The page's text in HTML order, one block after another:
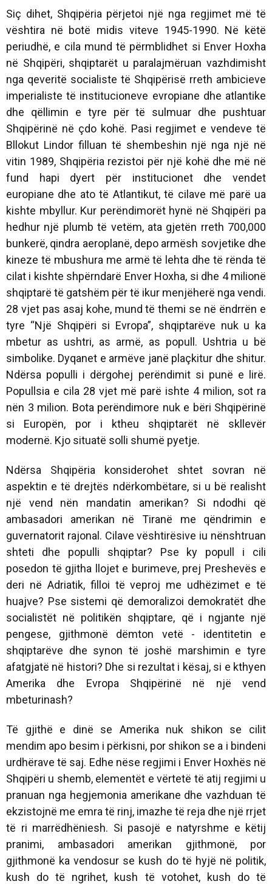
Siç dihet, Shqipëria përjetoi një nga regjimet më të
vështira në botë midis viteve 1945-1990. Në këtë
periudhë, e cila mund të përmblidhet si Enver Hoxha
në Shqipëri, shqiptarët u paralajmëruan vazhdimisht
nga qeveritë socialiste të Shqipërisë rreth ambicieve
imperialiste të institucioneve evropiane dhe atlantike
dhe qëllimin e tyre për të sulmuar dhe pushtuar
Shqipërinë në çdo kohë. Pasi regjimet e vendeve të
Bllokut Lindor filluan të shembeshin një nga një në
vitin 1989, Shqipëria rezistoi për një kohë dhe më në
fund hapi dyert për institucionet dhe vendet
europiane dhe ato të Atlantikut, të cilave më parë ua
kishte mbyllur. Kur perëndimorët hynë në Shqipëri pa
hedhur një plumb të vetëm, ata gjetën rreth 700,000
bunkerë, qindra aeroplanë, depo armësh sovjetike dhe
kineze të mbushura me armë të lehta dhe të rënda të
cilat i kishte shpërndarë Enver Hoxha, si dhe 4 milionë
shqiptarë të gatshëm për të ikur menjëherë nga vendi.
28 vjet pas asaj kohe, mund të themi se në ëndrrën e
tyre “Një Shqipëri si Evropa”, shqiptarëve nuk u ka
mbetur as ushtri, as armë, as popull. Ushtria u bë
simbolike. Dyqanet e armëve janë plaçkitur dhe shitur.
Ndërsa populli i dërgohej perëndimit si punë e lirë.
Popullsia e cila 28 vjet më parë ishte 4 milion, sot ra
nën 3 milion. Bota perëndimore nuk e bëri Shqipërinë
si Europën, por i ktheu shqiptarët në skllevër
modernë. Kjo situatë solli shumë pyetje.
Ndërsa Shqipëria konsiderohet shtet sovran në
aspektin e të drejtës ndërkombëtare, si u bë realisht
një vend nën mandatin amerikan? Si ndodhi që
ambasadori amerikan në Tiranë me qëndrimin e
guvernatorit rajonal. Cilave vështirësive iu nënshtruan
shteti dhe populli shqiptar? Pse ky popull i cili
posedon të gjitha llojet e burimeve, prej Preshevës e
deri në Adriatik, filloi të veproj me udhëzimet e të
huajve? Pse sistemi që demoralizoi demokratët dhe
socialistët në politikën shqiptare, që i ngjante një
pengese, gjithmonë dëmton vetë - identitetin e
shqiptarëve dhe synon të joshë marshimin e tyre
afatgjatë në histori? Dhe si rezultat i kësaj, si e kthyen
Amerika dhe Evropa Shqipërinë në një vend
mbeturinash?
Të gjithë e dinë se Amerika nuk shikon se cilit
mendim apo besim i përkisni, por shikon se a i bindeni
urdhërave të saj. Edhe nëse regjimi i Enver Hoxhës në
Shqipëri u shemb, elementët e vërtetë të atij regjimi u
pranuan nga hegjemonia amerikane dhe vazhduan të
ekzistojnë me emra të rinj, imazhe të reja dhe një rrjet
të ri marrëdhëniesh. Si pasojë e natyrshme e këtij
pranimi, ambasadori amerikan gjithmonë, por
gjithmonë ka vendosur se kush do të hyjë në politik,
kush do të ngrihet, kush të votohet, kush do të